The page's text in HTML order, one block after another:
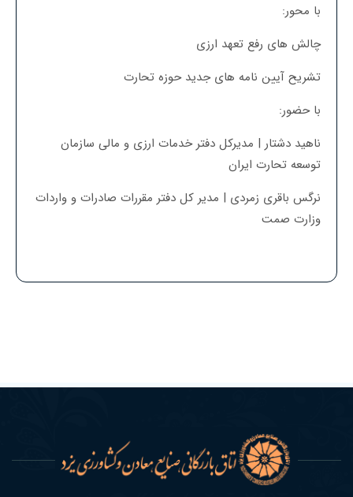
با محور:
چالش های رفع تعهد ارزی
تشریح آیین نامه های جدید حوزه تحارت
با حضور:
ناهید دشتار | مدیرکل دفتر خدمات ارزی و مالی سازمان
توسعه تحارت ایران
نرگس باقری زمردی | مدیر کل دفتر مقررات صادرات و واردات
وزارت صمت